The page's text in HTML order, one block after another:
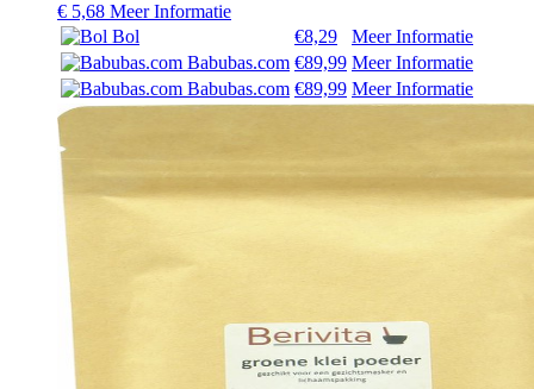
€ 5,68 Meer Informatie
Bol
€8,29
Meer Informatie
Babubas.com €89,99 Meer Informatie
Babubas.com €89,99 Meer Informatie